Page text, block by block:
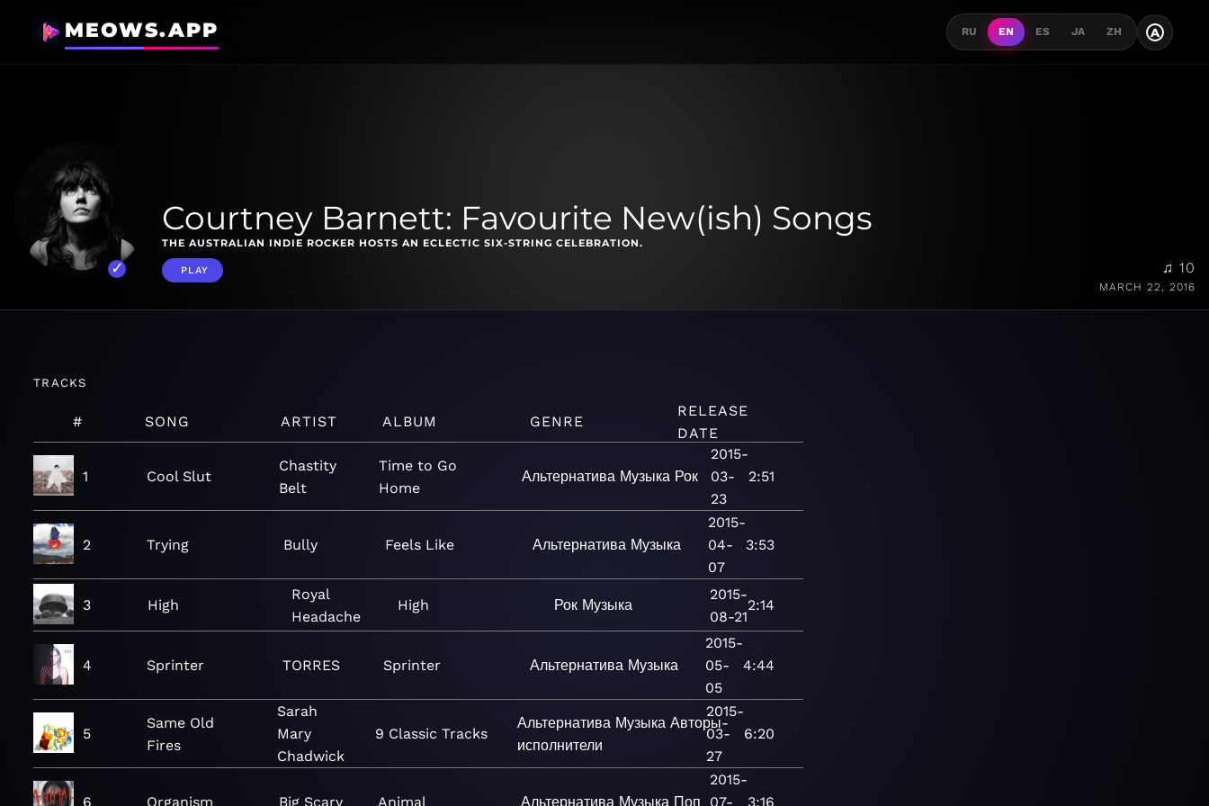
MEOWS.APP RU EN ES JA ZH A
Courtney Barnett: Favourite New(ish) Songs
THE AUSTRALIAN INDIE ROCKER HOSTS AN ECLECTIC SIX-STRING CELEBRATION.
PLAY ♫ 10
MARCH 22, 2016
TRACKS
# SONG ARTIST ALBUM GENRE
RELEASE
DATE
1 Cool Slut
Chastity
Belt
Time to Go
Home
Альтернатива Музыка Рок
2015-
03-
23
2:51
2 Trying Bully Feels Like Альтернатива Музыка
2015-
04-
07
3:53
3 High
Royal
Headache
High Рок Музыка
2015-
08-21
2:14
4 Sprinter TORRES Sprinter Альтернатива Музыка
2015-
05-
05
4:44
5
Same Old
Fires
Sarah
Mary
Chadwick
9 Classic Tracks
Альтернатива Музыка Авторы-
исполнители
2015-
03-
27
6:20
6 Organism Big Scary Animal Альтернатива Музыка Поп
2015-
07-
3:16